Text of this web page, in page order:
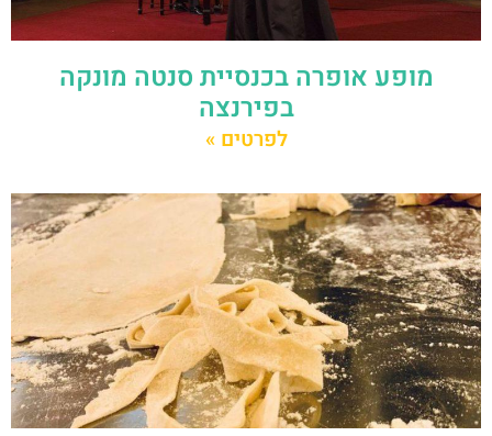
מופע אופרה בכנסיית סנטה מונקה
בפירנצה
לפרטים »